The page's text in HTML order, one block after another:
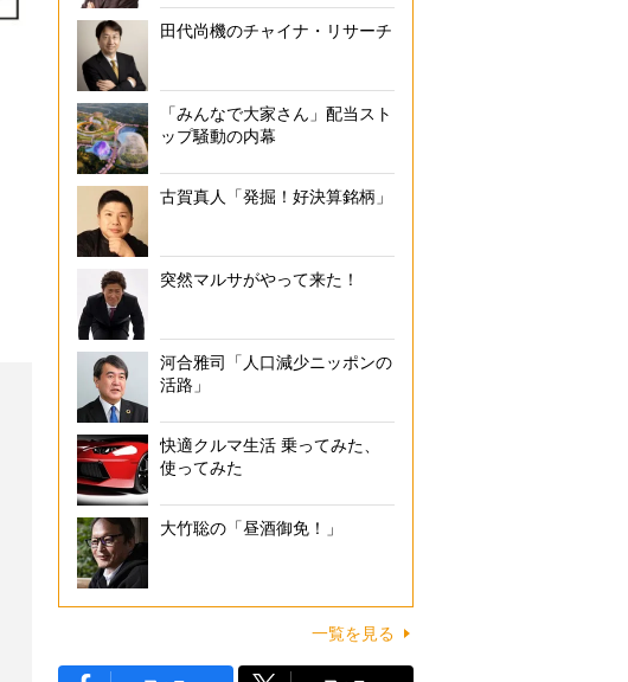
田代尚機のチャイナ・リサーチ
「みんなで大家さん」配当スト
ップ騒動の内幕
古賀真人「発掘！好決算銘柄」
突然マルサがやって来た！
河合雅司「人口減少ニッポンの
活路」
快適クルマ生活 乗ってみた、
使ってみた
大竹聡の「昼酒御免！」
一覧を見る